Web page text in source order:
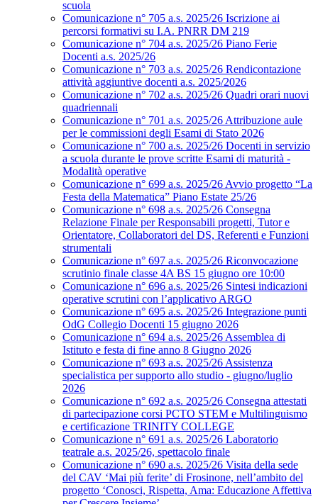
scuola
Comunicazione n° 705 a.s. 2025/26 Iscrizione ai
percorsi formativi su I.A. PNRR DM 219
Comunicazione n° 704 a.s. 2025/26 Piano Ferie
Docenti a.s. 2025/26
Comunicazione n° 703 a.s. 2025/26 Rendicontazione
attività aggiuntive docenti a.s. 2025/2026
Comunicazione n° 702 a.s. 2025/26 Quadri orari nuovi
quadriennali
Comunicazione n° 701 a.s. 2025/26 Attribuzione aule
per le commissioni degli Esami di Stato 2026
Comunicazione n° 700 a.s. 2025/26 Docenti in servizio
a scuola durante le prove scritte Esami di maturità -
Modalità operative
Comunicazione n° 699 a.s. 2025/26 Avvio progetto “La
Festa della Matematica” Piano Estate 25/26
Comunicazione n° 698 a.s. 2025/26 Consegna
Relazione Finale per Responsabili progetti, Tutor e
Orientatore, Collaboratori del DS, Referenti e Funzioni
strumentali
Comunicazione n° 697 a.s. 2025/26 Riconvocazione
scrutinio finale classe 4A BS 15 giugno ore 10:00
Comunicazione n° 696 a.s. 2025/26 Sintesi indicazioni
operative scrutini con l’applicativo ARGO
Comunicazione n° 695 a.s. 2025/26 Integrazione punti
OdG Collegio Docenti 15 giugno 2026
Comunicazione n° 694 a.s. 2025/26 Assemblea di
Istituto e festa di fine anno 8 Giugno 2026
Comunicazione n° 693 a.s. 2025/26 Assistenza
specialistica per supporto allo studio - giugno/luglio
2026
Comunicazione n° 692 a.s. 2025/26 Consegna attestati
di partecipazione corsi PCTO STEM e Multilinguismo
e certificazione TRINITY COLLEGE
Comunicazione n° 691 a.s. 2025/26 Laboratorio
teatrale a.s. 2025/26, spettacolo finale
Comunicazione n° 690 a.s. 2025/26 Visita della sede
del CAV ‘Mai più ferite’ di Frosinone, nell’ambito del
progetto ‘Conosci, Rispetta, Ama: Educazione Affettiva